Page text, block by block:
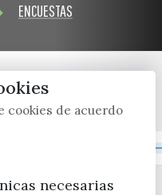
ENCUESTAS
instagram
cookies de acuerdo
necesarias